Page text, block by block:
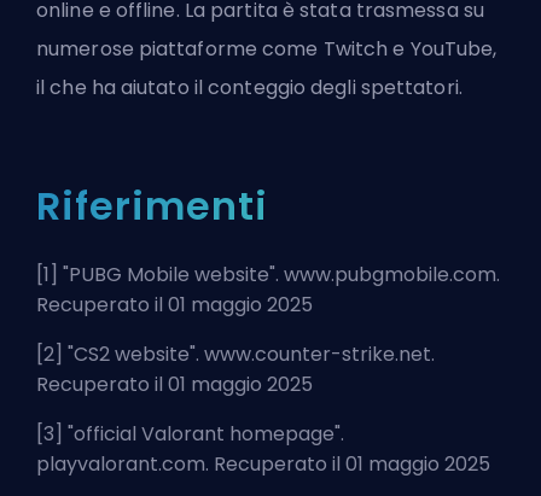
online e offline. La partita è stata trasmessa su
numerose piattaforme come Twitch e YouTube,
il che ha aiutato il conteggio degli spettatori.
Riferimenti
[1] "PUBG Mobile website". www.pubgmobile.com.
Recuperato il 01 maggio 2025
[2] "CS2 website". www.counter-strike.net.
Recuperato il 01 maggio 2025
[3] "official Valorant homepage".
playvalorant.com. Recuperato il 01 maggio 2025